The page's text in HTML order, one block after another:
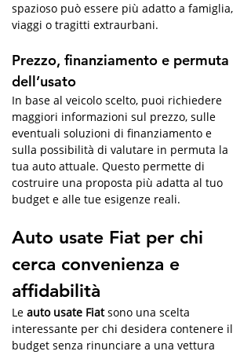
spazioso può essere più adatto a famiglia,
viaggi o tragitti extraurbani.
Prezzo, finanziamento e permuta
dell’usato
In base al veicolo scelto, puoi richiedere
maggiori informazioni sul prezzo, sulle
eventuali soluzioni di finanziamento e
sulla possibilità di valutare in permuta la
tua auto attuale. Questo permette di
costruire una proposta più adatta al tuo
budget e alle tue esigenze reali.
Auto usate Fiat per chi
cerca convenienza e
affidabilità
Le auto usate Fiat sono una scelta
interessante per chi desidera contenere il
budget senza rinunciare a una vettura